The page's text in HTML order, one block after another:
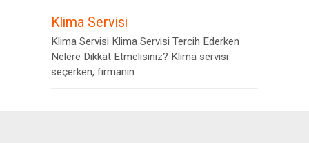
Klima Servisi
Klima Servisi Klima Servisi Tercih Ederken
Nelere Dikkat Etmelisiniz? Klima servisi
seçerken, firmanın...